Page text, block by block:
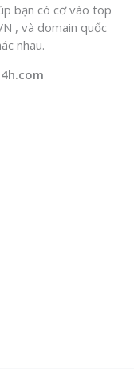
bạn có cơ vào top
, và domain quốc
nhau.